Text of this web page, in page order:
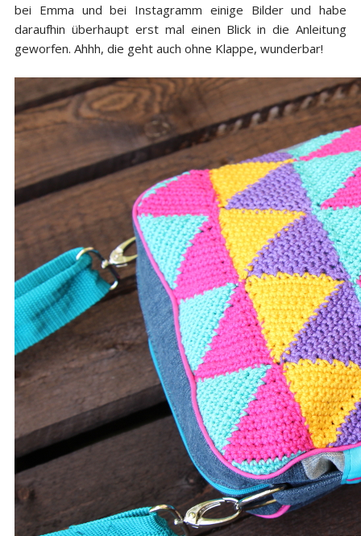
bei Emma und bei Instagramm einige Bilder und habe
daraufhin überhaupt erst mal einen Blick in die Anleitung
geworfen. Ahhh, die geht auch ohne Klappe, wunderbar!